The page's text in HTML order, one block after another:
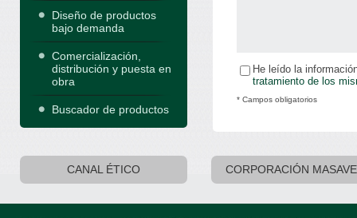
Diseño de productos
bajo demanda
Comercialización,
distribución y puesta en
obra
Buscador de productos
He leído la
tratamiento de los
* Campos obligatorios
CANAL ÉTICO CORPORACIÓN